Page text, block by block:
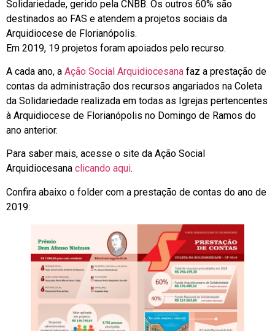
Solidariedade, gerido pela CNBB. Os outros 60% são
destinados ao FAS e atendem a projetos sociais da
Arquidiocese de Florianópolis.
Em 2019, 19 projetos foram apoiados pelo recurso.
A cada ano, a Ação Social Arquidiocesana faz a prestação de
contas da administração dos recursos angariados na Coleta
da Solidariedade realizada em todas as Igrejas pertencentes
à Arquidiocese de Florianópolis no Domingo de Ramos do
ano anterior.
Para saber mais, acesse o site da Ação Social
Arquidiocesana clicando aqui.
Confira abaixo o folder com a prestação de contas do ano de
2019: